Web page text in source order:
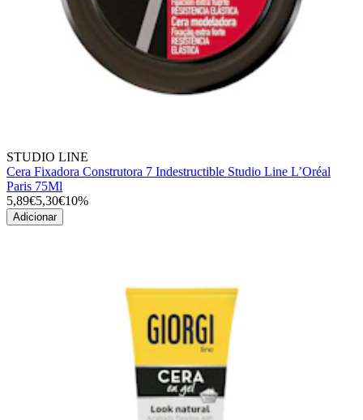
STUDIO LINE
Cera Fixadora Construtora 7 Indestructible Studio Line L’Oréal
Paris 75Ml
5,89€5,30€10%
Adicionar